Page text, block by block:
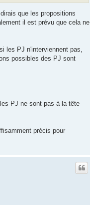
que les propositions
il est prévu que cela ne
les PJ n'interviennent pas,
possibles des PJ sont
PJ ne sont pas à la tête
précis pour